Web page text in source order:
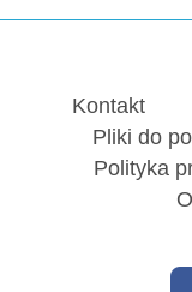
Kontakt
Pliki do
Polityka